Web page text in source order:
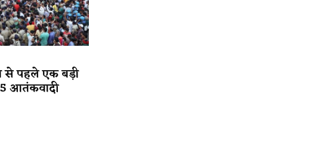
से पहले एक बड़ी
आतंकवादी